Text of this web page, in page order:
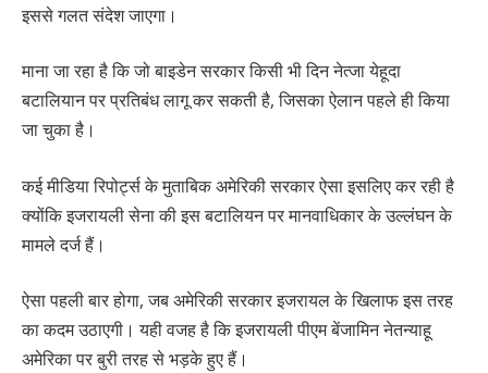
इससे गलत संदेश जाएगा।
माना जा रहा है कि जो बाइडेन सरकार किसी भी दिन नेत्जा येहूदा
बटालियान पर प्रतिबंध लागू कर सकती है, जिसका ऐलान पहले ही किया
जा चुका है।
कई मीडिया रिपोर्ट्स के मुताबिक अमेरिकी सरकार ऐसा इसलिए कर रही है
क्योंकि इजरायली सेना की इस बटालियन पर मानवाधिकार के उल्लंघन के
मामले दर्ज हैं।
ऐसा पहली बार होगा, जब अमेरिकी सरकार इजरायल के खिलाफ इस तरह
का कदम उठाएगी। यही वजह है कि इजरायली पीएम बेंजामिन नेतन्याहू
अमेरिका पर बुरी तरह से भड़के हुए हैं।